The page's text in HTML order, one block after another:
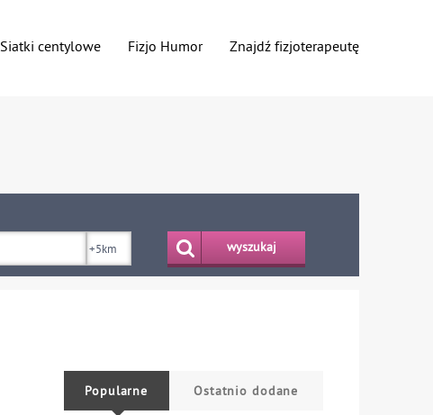
Siatki centylowe Fizjo Humor Znajdź fizjoterapeutę
wyszukaj
Popularne Ostatnio dodane